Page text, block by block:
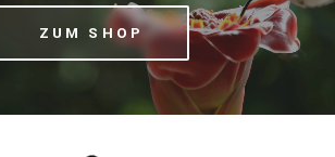
ZUM SHOP